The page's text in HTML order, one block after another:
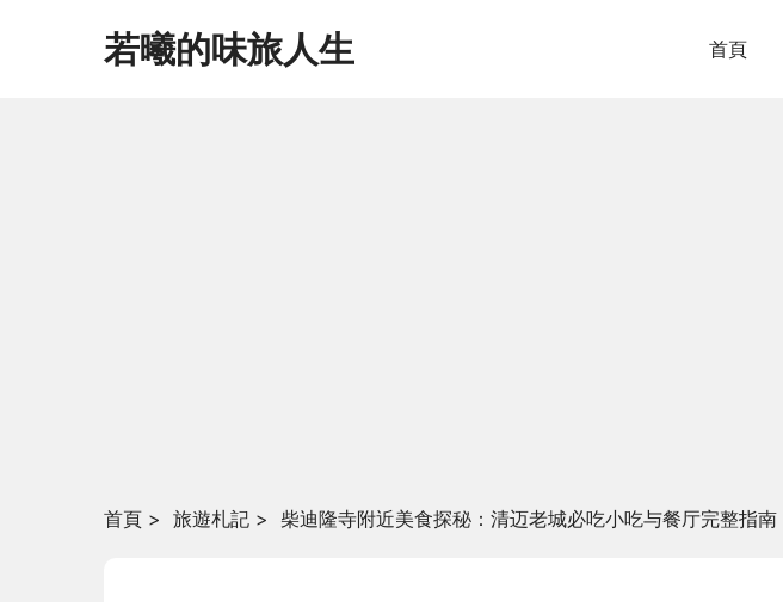
若曦的味旅人生 首頁
首頁 > 旅遊札記 > 柴迪隆寺附近美食探秘：清迈老城必吃小吃与餐厅完整指南